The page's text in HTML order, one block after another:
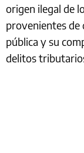
origen ilegal de
provenientes de
pública y su
delitos